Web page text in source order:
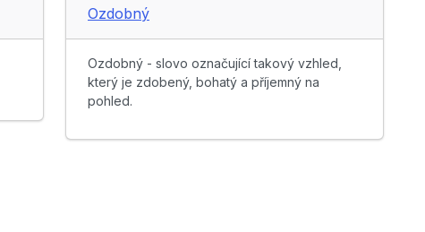
Ozdobný
Ozdobný - slovo označující takový vzhled,
který je zdobený, bohatý a příjemný na
pohled.